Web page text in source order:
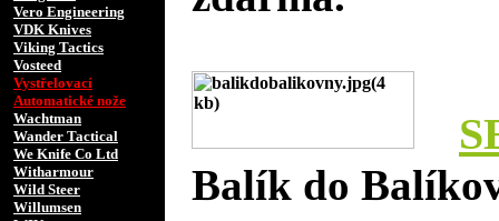
Vero Engineering
VDK Knives
Viking Tactics
Vosteed
Vystřelovací
Automatické nože
Wachtman
Wander Tactical
We Knife Co Ltd
Witharmour
Wild Steer
Willumsen
Balík do